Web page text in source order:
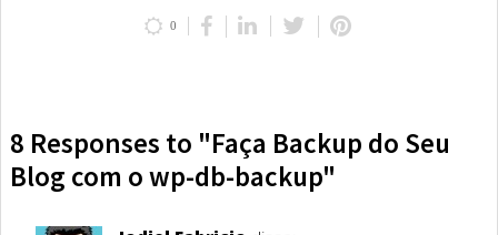
0
8 Responses to "Faça Backup do Seu
Blog com o wp-db-backup"